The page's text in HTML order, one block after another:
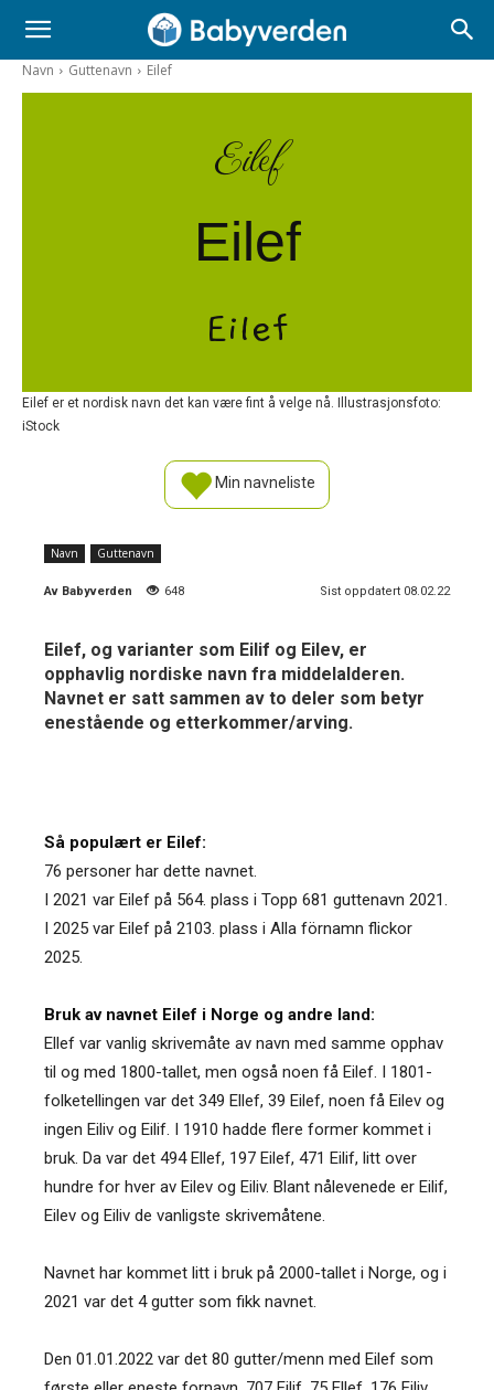
Navn Guttenavn Eilef
Eilef
Eilef
Eilef
Eilef er et nordisk navn det kan være fint å velge nå. Illustrasjonsfoto:
iStock
Min navneliste
Navn Guttenavn
Av Babyverden 648 Sist oppdatert 08.02.22
Eilef, og varianter som Eilif og Eilev, er
opphavlig nordiske navn fra middelalderen.
Navnet er satt sammen av to deler som betyr
enestående og etterkommer/arving.
Så populært er Eilef:
76 personer har dette navnet.
I 2021 var Eilef på 564. plass i Topp 681 guttenavn 2021.
I 2025 var Eilef på 2103. plass i Alla förnamn flickor
2025.
Bruk av navnet Eilef i Norge og andre land:
Ellef var vanlig skrivemåte av navn med samme opphav
til og med 1800-tallet, men også noen få Eilef. I 1801-
folketellingen var det 349 Ellef, 39 Eilef, noen få Eilev og
ingen Eiliv og Eilif. I 1910 hadde flere former kommet i
bruk. Da var det 494 Ellef, 197 Eilef, 471 Eilif, litt over
hundre for hver av Eilev og Eiliv. Blant nålevenede er Eilif,
Eilev og Eiliv de vanligste skrivemåtene.
Navnet har kommet litt i bruk på 2000-tallet i Norge, og i
2021 var det 4 gutter som fikk navnet.
Den 01.01.2022 var det 80 gutter/menn med Eilef som